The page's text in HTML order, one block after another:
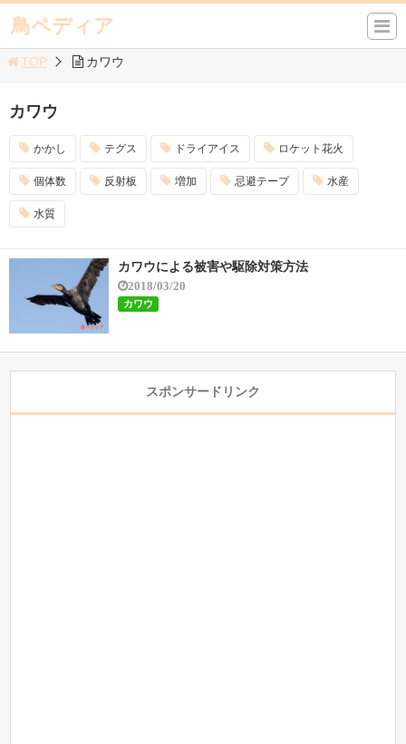
鳥ペディア
TOP カワウ
カワウ
かかし テグス ドライアイス ロケット花火
個体数 反射板 増加 忌避テープ 水産
水質
カワウによる被害や駆除対策方法
2018/03/20
カワウ
スポンサードリンク